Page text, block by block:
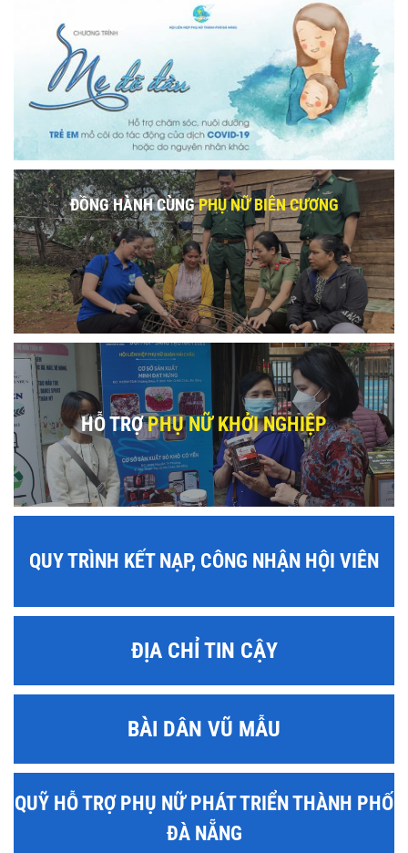
ĐỒNG HÀNH CÙNGPHỤ NỮ BIÊN CƯƠNG
HỖ TRỢPHỤ NỮ KHỞI NGHIỆP
QUY TRÌNH KẾT NẠP, CÔNG NHẬN HỘI VIÊN
ĐỊA CHỈ TIN CẬY
BÀI DÂN VŨ MẪU
QUỸ HỖ TRỢ PHỤ NỮ PHÁT TRIỂN THÀNH PHỐ
ĐÀ NẴNG